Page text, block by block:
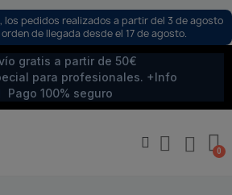
los pedidos realizados a partir del 3 de agosto
de llegada desde el 17 de agosto.
gratis a partir de 50€
para profesionales. +Info
Pago 100% seguro